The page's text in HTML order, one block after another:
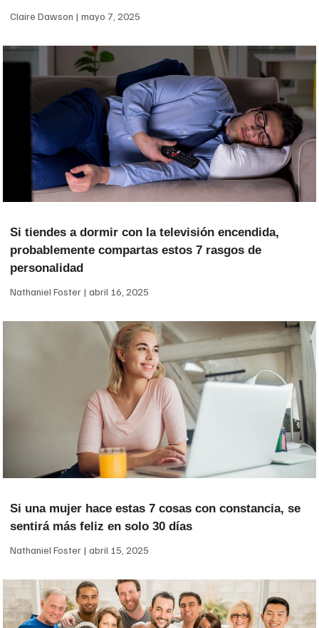
Claire Dawson mayo 7, 2025
Si tiendes a dormir con la televisión encendida,
probablemente compartas estos 7 rasgos de
personalidad
Nathaniel Foster abril 16, 2025
Si una mujer hace estas 7 cosas con constancia, se
sentirá más feliz en solo 30 días
Nathaniel Foster abril 15, 2025